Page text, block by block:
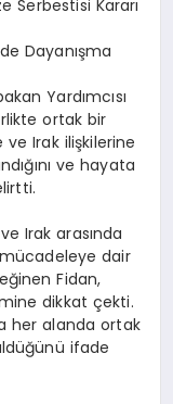
Serbestisi Kararı
Dayanışma
Yardımcısı
ortak bir
ve Irak ilişkilerine
ve hayata
Irak arasında
dair
Fidan,
dikkat çekti.
her alanda ortak
ifade